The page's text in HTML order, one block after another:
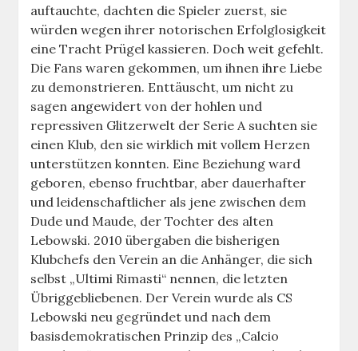
auftauchte, dachten die Spieler zuerst, sie
würden wegen ihrer notorischen Erfolglosigkeit
eine Tracht Prügel kassieren. Doch weit gefehlt.
Die Fans waren gekommen, um ihnen ihre Liebe
zu demonstrieren. Enttäuscht, um nicht zu
sagen angewidert von der hohlen und
repressiven Glitzerwelt der Serie A suchten sie
einen Klub, den sie wirklich mit vollem Herzen
unterstützen konnten. Eine Beziehung ward
geboren, ebenso fruchtbar, aber dauerhafter
und leidenschaftlicher als jene zwischen dem
Dude und Maude, der Tochter des alten
Lebowski. 2010 übergaben die bisherigen
Klubchefs den Verein an die Anhänger, die sich
selbst „Ultimi Rimasti“ nennen, die letzten
Übriggebliebenen. Der Verein wurde als CS
Lebowski neu gegründet und nach dem
basisdemokratischen Prinzip des „Calcio